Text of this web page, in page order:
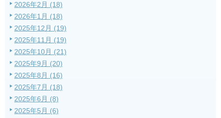
2026年2月 (18)
2026年1月 (18)
2025年12月 (19)
2025年11月 (19)
2025年10月 (21)
2025年9月 (20)
2025年8月 (16)
2025年7月 (18)
2025年6月 (8)
2025年5月 (6)